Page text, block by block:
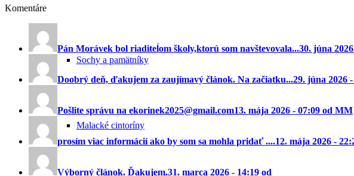
Sochy a pamätníky
Malacké cintoríny
Komentáre
Pán Morávek bol riaditeĺom školy,ktorú som navštevovala...30. júna
Doobrý deň, ďakujem za zaujímavý článok. Na začiatku...29. júna 2026
Pošlite správu na ekorinek2025@gmail.com13. mája 2026 - 07:09 od MM
prosím viac informácií ako by som sa mohla pridať ....12. mája 2026 -
Výborný článok. Ďakujem.31. marca 2026 - 14:19 od